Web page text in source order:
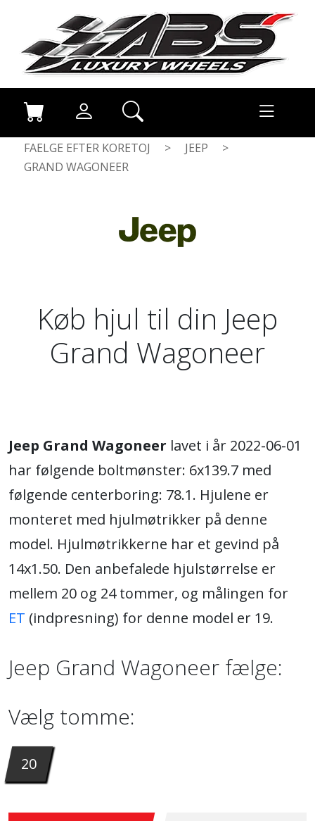
FAELGE EFTER KORETOJ > JEEP
>
GRAND WAGONEER
Køb hjul til din Jeep
Grand Wagoneer
Jeep Grand Wagoneer lavet i år 2022-06-01
har følgende boltmønster: 6x139.7 med
følgende centerboring: 78.1. Hjulene er
monteret med hjulmøtrikker på denne
model. Hjulmøtrikkerne har et gevind på
14x1.50. Den anbefalede hjulstørrelse er
mellem 20 og 24 tommer, og målingen for
ET (indpresning) for denne model er 19.
Jeep Grand Wagoneer fælge:
Vælg tomme:
20